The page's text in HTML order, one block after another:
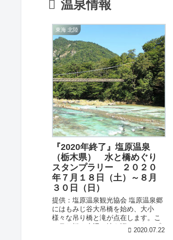
温泉情報
東海 北陸
『2020年終了』塩原温泉
（栃木県） 水と橋めぐり
スタンプラリー ２０２０
年７月１８日（土）～８月
３０日（日）
提供：塩原温泉観光協会 塩原温泉郷
にはもみじ谷大吊橋を始め、大小
様々な吊り橋と滝が点在します。こ
の吊り橋や水辺の地を巡るスタンプ
ラリーが今年も７月１８日より開催
2020.07.22